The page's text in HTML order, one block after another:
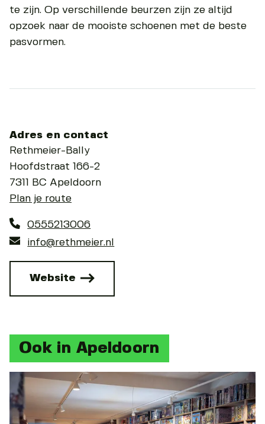
te zijn. Op verschillende beurzen zijn ze altijd
opzoek naar de mooiste schoenen met de beste
pasvormen.
Adres en contact
Rethmeier-Bally
Hoofdstraat 166-2
7311 BC Apeldoorn
Plan je route
0555213006
info@rethmeier.nl
Website
Ook in Apeldoorn